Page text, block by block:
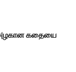
அழகான கதையை